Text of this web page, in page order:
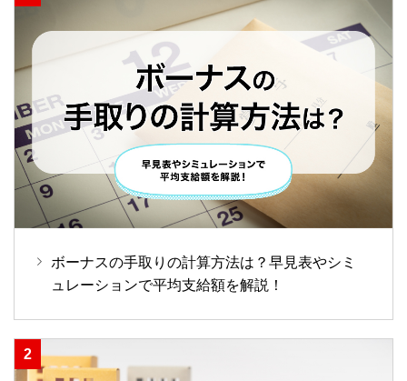
ボーナスの手取りの計算方法は？早見表やシミ
ュレーションで平均支給額を解説！